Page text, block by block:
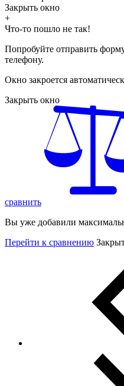
Закрыть окно
+
Что-то пошло не так!
Попробуйте отправить
телефону.
Окно закроется
Закрыть окно
сравнить
Вы уже добавили
Перейти к сравнению